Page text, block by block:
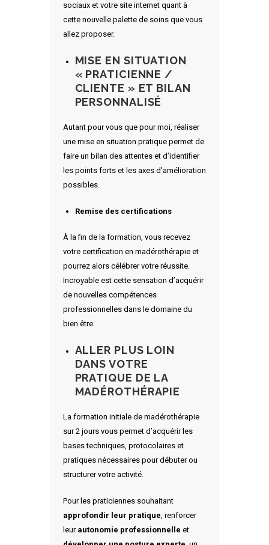
sociaux et votre site internet quant à
cette nouvelle palette de soins que vous
allez proposer.
MISE EN SITUATION
« PRATICIENNE /
CLIENTE » ET BILAN
PERSONNALISÉ
Autant pour vous que pour moi, réaliser
une mise en situation pratique permet de
faire un bilan des attentes et d’identifier
les points forts et les axes d’amélioration
possibles.
Remise des certifications
À la fin de la formation, vous recevez
votre certification en madérothérapie et
pourrez alors célébrer votre réussite.
Incroyable est cette sensation d’acquérir
de nouvelles compétences
professionnelles dans le domaine du
bien être.
ALLER PLUS LOIN
DANS VOTRE
PRATIQUE DE LA
MADÉROTHÉRAPIE
La formation initiale de madérothérapie
sur 2 jours vous permet d’acquérir les
bases techniques, protocolaires et
pratiques nécessaires pour débuter ou
structurer votre activité.
Pour les praticiennes souhaitant
approfondir leur pratique , renforcer
leur autonomie professionnelle et